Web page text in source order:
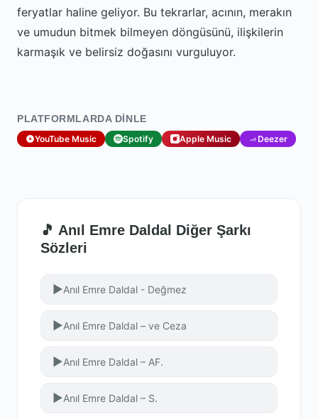
feryatlar haline geliyor. Bu tekrarlar, acının, merakın
ve umudun bitmek bilmeyen döngüsünü, ilişkilerin
karmaşık ve belirsiz doğasını vurguluyor.
PLATFORMLARDA DINLE
YouTube Music Spotify Apple Music Deezer
🎵 Anıl Emre Daldal Diğer Şarkı
Sözleri
▶Anıl Emre Daldal - Değmez
▶Anıl Emre Daldal – ve Ceza
▶Anıl Emre Daldal – AF.
▶Anıl Emre Daldal – S.